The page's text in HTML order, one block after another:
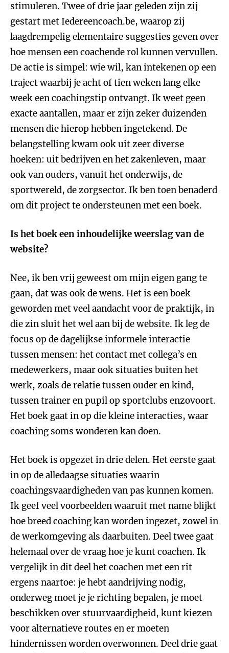
stimuleren. Twee of drie jaar geleden zijn zij
gestart met Iedereencoach.be, waarop zij
laagdrempelig elementaire suggesties geven over
hoe mensen een coachende rol kunnen vervullen.
De actie is simpel: wie wil, kan intekenen op een
traject waarbij je acht of tien weken lang elke
week een coachingstip ontvangt. Ik weet geen
exacte aantallen, maar er zijn zeker duizenden
mensen die hierop hebben ingetekend. De
belangstelling kwam ook uit zeer diverse
hoeken: uit bedrijven en het zakenleven, maar
ook van ouders, vanuit het onderwijs, de
sportwereld, de zorgsector. Ik ben toen benaderd
om dit project te ondersteunen met een boek.
Is het boek een inhoudelijke weerslag van de
website?
Nee, ik ben vrij geweest om mijn eigen gang te
gaan, dat was ook de wens. Het is een boek
geworden met veel aandacht voor de praktijk, in
die zin sluit het wel aan bij de website. Ik leg de
focus op de dagelijkse informele interactie
tussen mensen: het contact met collega’s en
medewerkers, maar ook situaties buiten het
werk, zoals de relatie tussen ouder en kind,
tussen trainer en pupil op sportclubs enzovoort.
Het boek gaat in op die kleine interacties, waar
coaching soms wonderen kan doen.
Het boek is opgezet in drie delen. Het eerste gaat
in op de alledaagse situaties waarin
coachingsvaardigheden van pas kunnen komen.
Ik geef veel voorbeelden waaruit met name blijkt
hoe breed coaching kan worden ingezet, zowel in
de werkomgeving als daarbuiten. Deel twee gaat
helemaal over de vraag hoe je kunt coachen. Ik
vergelijk in dit deel het coachen met een rit
ergens naartoe: je hebt aandrijving nodig,
onderweg moet je je richting bepalen, je moet
beschikken over stuurvaardigheid, kunt kiezen
voor alternatieve routes en er moeten
hindernissen worden overwonnen. Deel drie gaat